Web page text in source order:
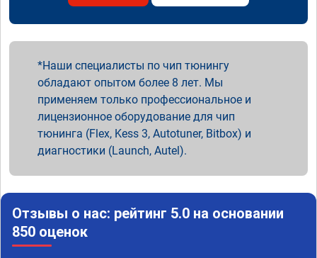
Наши специалисты по чип тюнингу
обладают опытом более 8 лет. Мы
применяем только профессиональное и
лицензионное оборудование для чип
тюнинга (Flex, Kess 3, Autotuner, Bitbox) и
диагностики (Launch, Autel).
Отзывы о нас: рейтинг 5.0 на основании
850 оценок